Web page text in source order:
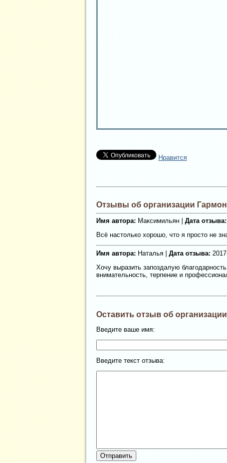
Нравится
Отзывы об организации
Имя автора: Максимильян |Дата отзыва:
Всё настолько хорошо, что я просто не
Имя автора: Наталья |Дата отзыва:
Хочу выразить запоздалую
внимательность, терпение и
Оставить отзыв об
Введите ваше имя:
Введите текст отзыва: